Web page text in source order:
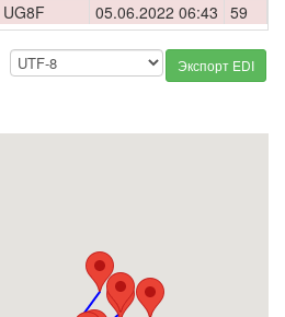
UG8F 05.06.2022 06:43 59
Экспорт EDI